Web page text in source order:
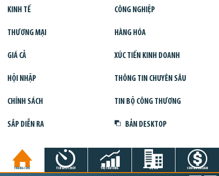
KINH TẾ CÔNG NGHIỆP
THƯƠNG MẠI HÀNG HÓA
GIÁ CẢ XÚC TIẾN KINH DOANH
HỘI NHẬP THÔNG TIN CHUYÊN SÂU
CHÍNH SÁCH TIN BỘ CÔNG THƯƠNG
SẮP DIỄN RA BẢN DESKTOP
TRANG CHỦ TIN GIỜ CHÓT THỊ TRƯỜNG DỰ ÁN CHỨNG KHOÁN